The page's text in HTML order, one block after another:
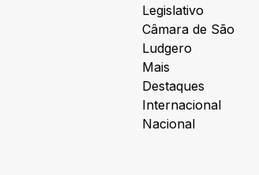
Legislativo
Câmara de São
Ludgero
Mais
Destaques
Internacional
Nacional